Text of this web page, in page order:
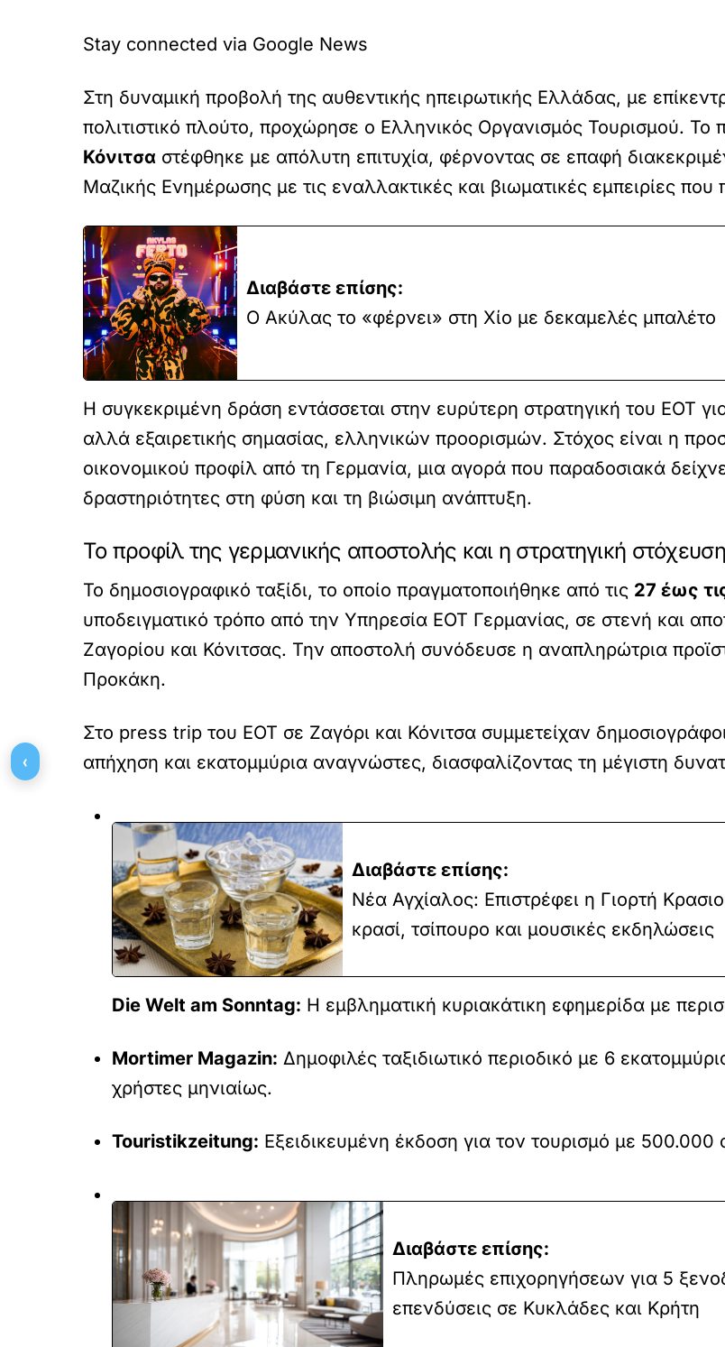
Stay connected via Google News
Στη δυναμική προβολή της αυθεντικής ηπειρωτικής Ελλάδας, με
πολιτιστικό πλούτο, προχώρησε ο Ελληνικός Οργανισμός Τουρισμού. Το
Κόνιτσα στέφθηκε με απόλυτη επιτυχία, φέρνοντας σε επαφή
Μαζικής Ενημέρωσης με τις εναλλακτικές και βιωματικές εμπειρίες
Διαβάστε επίσης:
Ο Ακύλας το «φέρνει» στη Χίο με δεκαμελές μπαλέτο
Η συγκεκριμένη δράση εντάσσεται στην ευρύτερη στρατηγική του ΕΟΤ
αλλά εξαιρετικής σημασίας, ελληνικών προορισμών. Στόχος είναι η
οικονομικού προφίλ από τη Γερμανία, μια αγορά που παραδοσιακά
δραστηριότητες στη φύση και τη βιώσιμη ανάπτυξη.
Το προφίλ της γερμανικής αποστολής και η στρατηγική στόχευση
Το δημοσιογραφικό ταξίδι, το οποίο πραγματοποιήθηκε από τις 27 έως
υποδειγματικό τρόπο από την Υπηρεσία ΕΟΤ Γερμανίας, σε στενή και
Ζαγορίου και Κόνιτσας. Την αποστολή συνόδευσε η αναπληρώτρια
Προκάκη.
Στο press trip του ΕΟΤ σε Ζαγόρι και Κόνιτσα συμμετείχαν
απήχηση και εκατομμύρια αναγνώστες, διασφαλίζοντας τη μέγιστη
Διαβάστε επίσης:
Νέα Αγχίαλος: Επιστρέφει η Γιορτή
κρασί, τσίπουρο και μουσικές εκδηλώσεις
Die Welt am Sonntag: Η εμβληματική κυριακάτικη εφημερίδα με
Mortimer Magazin: Δημοφιλές ταξιδιωτικό περιοδικό με 6
χρήστες μηνιαίως.
Touristikzeitung: Εξειδικευμένη έκδοση για τον τουρισμό με
Διαβάστε επίσης:
Πληρωμές επιχορηγήσεων για 5
επενδύσεις σε Κυκλάδες και Κρήτη
‹